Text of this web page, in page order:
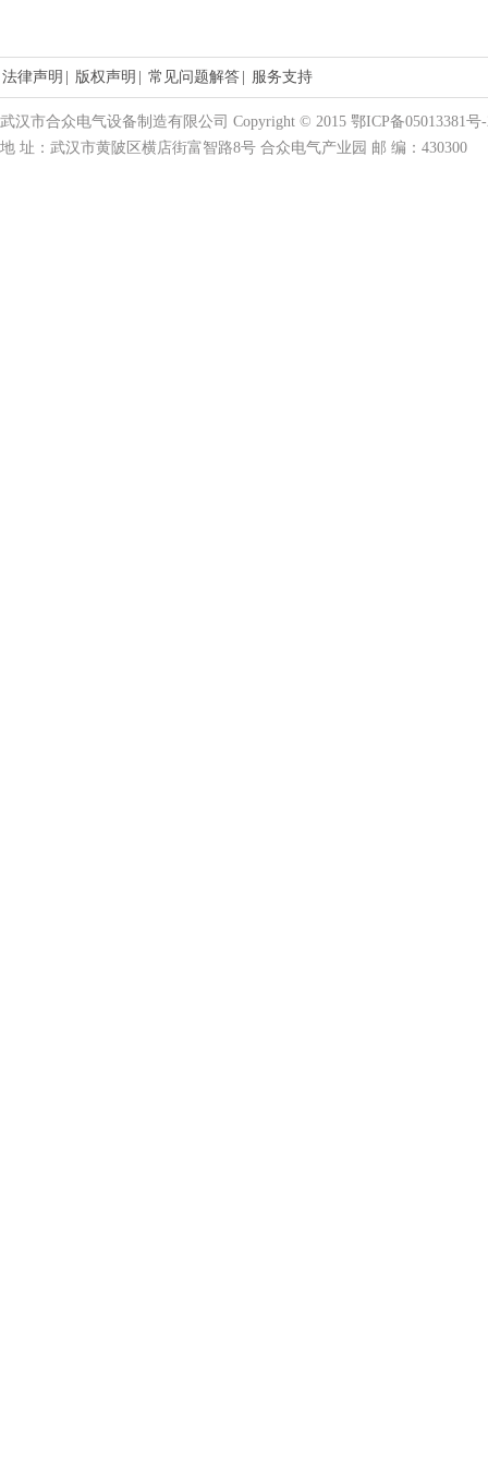
法律声明 版权声明 常见问题解答 服务支持
武汉市合众电气设备制造有限公司 Copyright © 2015 鄂ICP备05013381号
地 址：武汉市黄陂区横店街富智路8号 合众电气产业园 邮 编：430300